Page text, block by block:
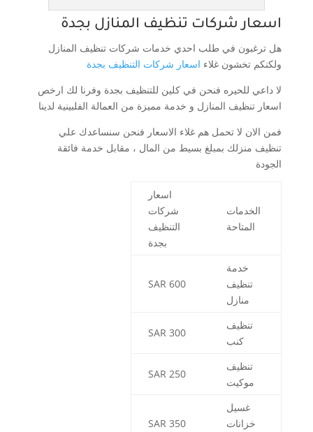
اسعار شركات تنظيف المنازل بجدة
هل ترغبون في طلب احدي خدمات شركات تنظيف المنازل
ولكنكم تخشون غلاء اسعار شركات التنظيف بجدة
لا داعي للحيره فنحن في كلين للتنظيف بجدة وفرنا لك ارخص
اسعار تنظيف المنازل و خدمة مميزة من العمالة الفلبينية لدينا
فمن الان لا تحمل هم غلاء الاسعار فنحن سنساعدك علي
تنظيف منزلك بمبلغ بسيط من المال ، مقابل خدمة فائقة
الجودة
الخدمات
المتاحة
اسعار
شركات
التنظيف
بجدة
خدمة
تنظيف
منازل
600 SAR
تنظيف
كنب
300 SAR
تنظيف
موكيت
250 SAR
غسيل
خزانات
350 SAR